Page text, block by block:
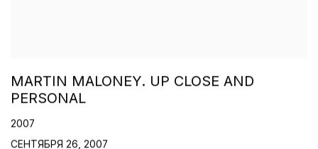
MARTIN MALONEY. UP CLOSE AND
PERSONAL
2007
СЕНТЯБРЯ 26, 2007